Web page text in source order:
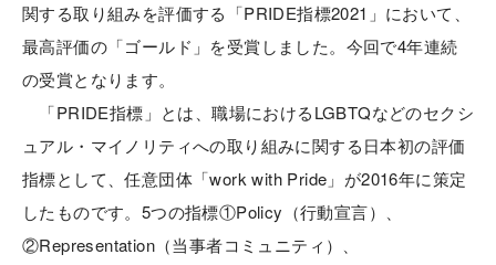
関する取り組みを評価する「PRIDE指標2021」において、
最高評価の「ゴールド」を受賞しました。今回で4年連続
の受賞となります。
「PRIDE指標」とは、職場におけるLGBTQなどのセクシ
ュアル・マイノリティへの取り組みに関する日本初の評価
指標として、任意団体「work with Pride」が2016年に策定
したものです。5つの指標①Policy（行動宣言）、
②Representation（当事者コミュニティ）、